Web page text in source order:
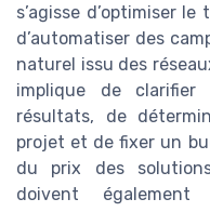
s’agisse d’optimiser
d’automatiser des
naturel issu des
implique de
résultats, de
projet et de fixer un
du prix des
doivent également